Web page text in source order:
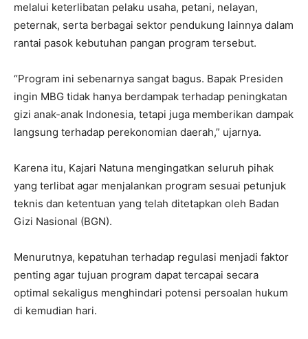
melalui keterlibatan pelaku usaha, petani, nelayan,
peternak, serta berbagai sektor pendukung lainnya dalam
rantai pasok kebutuhan pangan program tersebut.
“Program ini sebenarnya sangat bagus. Bapak Presiden
ingin MBG tidak hanya berdampak terhadap peningkatan
gizi anak-anak Indonesia, tetapi juga memberikan dampak
langsung terhadap perekonomian daerah,” ujarnya.
Karena itu, Kajari Natuna mengingatkan seluruh pihak
yang terlibat agar menjalankan program sesuai petunjuk
teknis dan ketentuan yang telah ditetapkan oleh Badan
Gizi Nasional (BGN).
Menurutnya, kepatuhan terhadap regulasi menjadi faktor
penting agar tujuan program dapat tercapai secara
optimal sekaligus menghindari potensi persoalan hukum
di kemudian hari.